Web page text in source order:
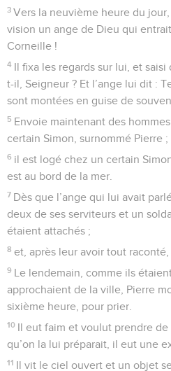
3 Vers la neuvième heure du
vision un ange de Dieu qui
Corneille !
4 Il fixa les regards sur lui, et
t-il, Seigneur ? Et l’ange lui dit :
sont montées en guise de
5 Envoie maintenant des
certain Simon, surnommé Pierre ;
6 il est logé chez un certain
est au bord de la mer.
7 Dès que l’ange qui lui avait
deux de ses serviteurs et un
étaient attachés ;
8 et, après leur avoir tout raconté,
9 Le lendemain, comme ils
approchaient de la ville, Pierre
sixième heure, pour prier.
10 Il eut faim et voulut prendre
qu’on la lui préparait, il eut une
11 Il vit le ciel ouvert et un objet